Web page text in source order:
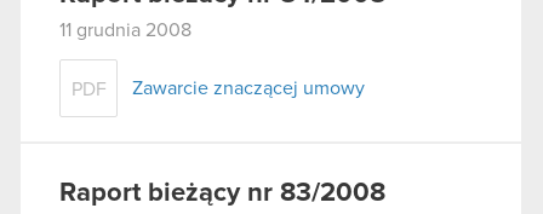
11 grudnia 2008
PDF Zawarcie znaczącej umowy
Raport bieżący nr 83/2008